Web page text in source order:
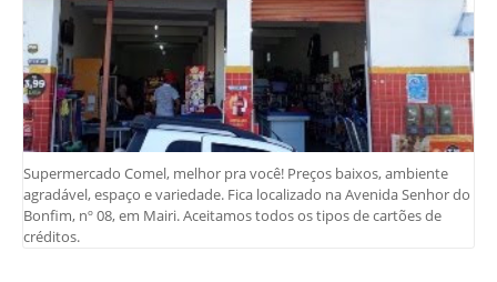
Supermercado Comel, melhor pra você! Preços baixos, ambiente
agradável, espaço e variedade. Fica localizado na Avenida Senhor do
Bonfim, nº 08, em Mairi. Aceitamos todos os tipos de cartões de
créditos.